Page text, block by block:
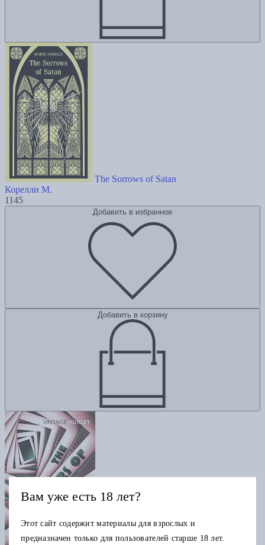
The Sorrows of Satan
Корелли М.
1145
Добавить в избранное
Добавить в корзину
Вам уже есть 18 лет?
Этот сайт содержит материалы для взрослых и
предназначен только для пользователей старше 18 лет.